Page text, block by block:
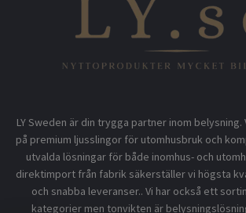
LY Sweden är din trygga partner inom
på premium ljusslingor för utomhusbruk och
utvalda lösningar för både inomhus- och
direktimport från fabrik säkerställer vi högsta
och snabba leveranser.. Vi har också ett
kategorier men tonvikten är